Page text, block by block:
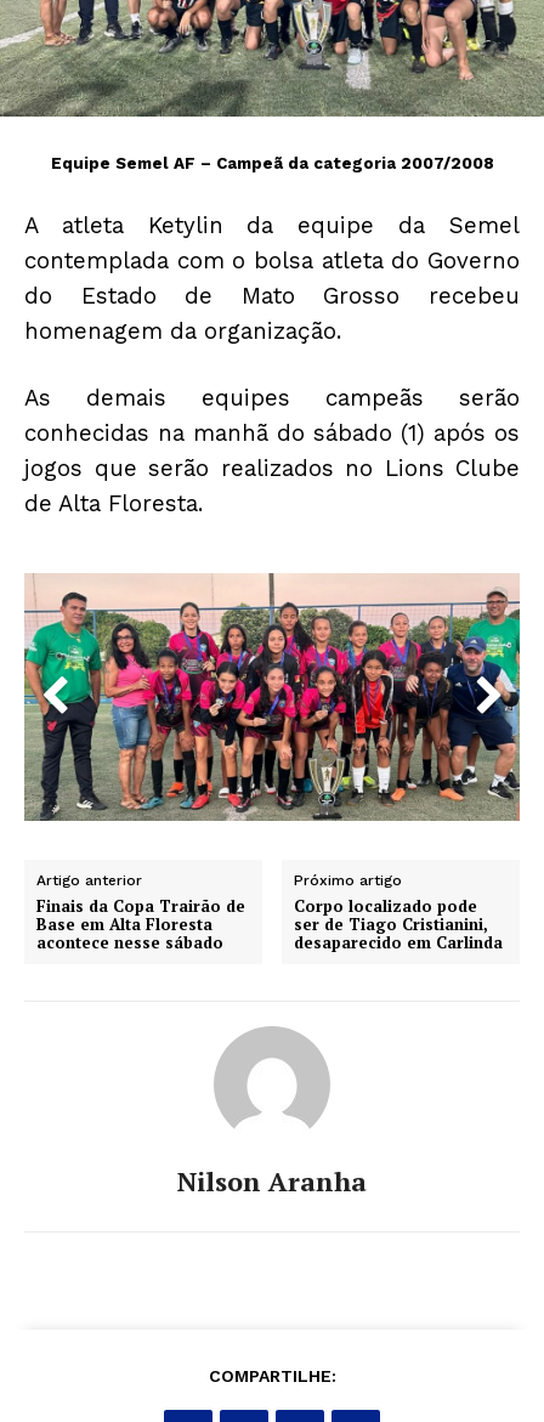
Equipe Semel AF – Campeã da categoria 2007/2008
A atleta Ketylin da equipe da Semel
contemplada com o bolsa atleta do Governo
do Estado de Mato Grosso recebeu
homenagem da organização.
As demais equipes campeãs serão
conhecidas na manhã do sábado (1) após os
jogos que serão realizados no Lions Clube
de Alta Floresta.
Artigo anterior
Finais da Copa Trairão de
Base em Alta Floresta
acontece nesse sábado
Próximo artigo
Corpo localizado pode
ser de Tiago Cristianini,
desaparecido em Carlinda
Nilson Aranha
COMPARTILHE: